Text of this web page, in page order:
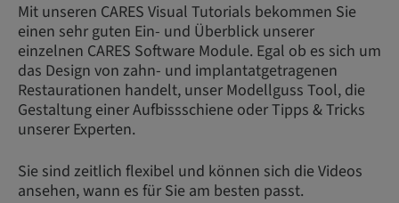
Mit unseren CARES Visual Tutorials bekommen Sie
einen sehr guten Ein- und Überblick unserer
einzelnen CARES Software Module. Egal ob es sich um
das Design von zahn- und implantatgetragenen
Restaurationen handelt, unser Modellguss Tool, die
Gestaltung einer Aufbissschiene oder Tipps & Tricks
unserer Experten.
Sie sind zeitlich flexibel und können sich die Videos
ansehen, wann es für Sie am besten passt.